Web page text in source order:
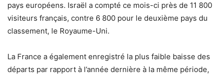
pays européens. Israël a compté ce mois-ci près de 11 800
visiteurs français, contre 6 800 pour le deuxième pays du
classement, le Royaume-Uni.
La France a également enregistré la plus faible baisse des
départs par rapport à l’année dernière à la même période,